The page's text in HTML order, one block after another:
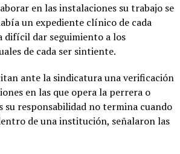
en las instalaciones su trabajo se
un expediente clínico de cada
difícil dar seguimiento a los
de cada ser sintiente.
ante la sindicatura una verificación
en las que opera la perrera o
su responsabilidad no termina cuando
de una institución, señalaron las